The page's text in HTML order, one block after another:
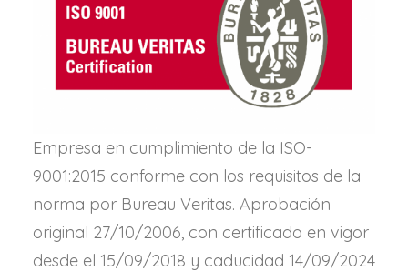
Empresa en cumplimiento de la ISO-
9001:2015 conforme con los requisitos de la
norma por Bureau Veritas. Aprobación
original 27/10/2006, con certificado en vigor
desde el 15/09/2018 y caducidad 14/09/2024